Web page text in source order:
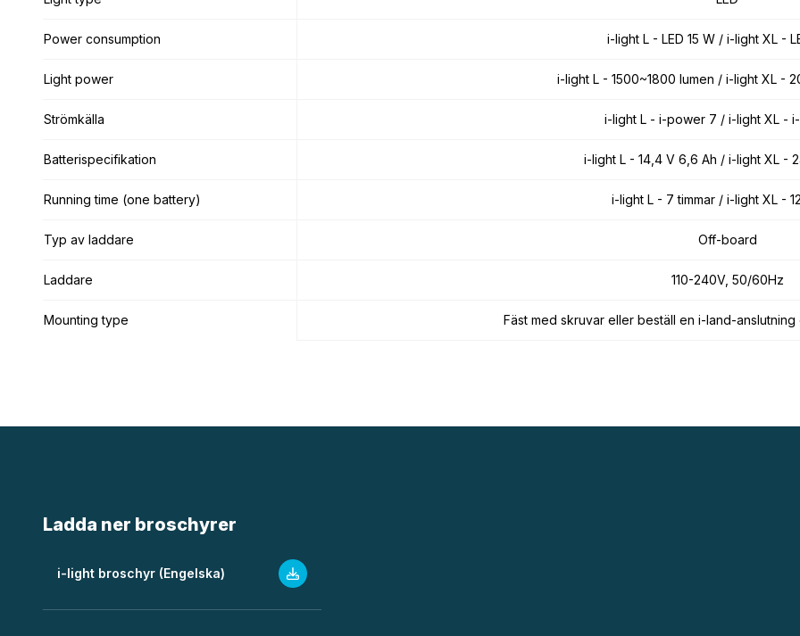
Power consumption
Light power
Strömkälla
Batterispecifikation
Running time (one battery)
Typ av laddare
Laddare
Mounting type
Power consumption i-light L - LED 15 W / i-light XL -
Light power i-light L - 1500~1800 lumen / i-light XL -
Strömkälla i-light L - i-power 7 / i-light XL -
Batterispecifikation i-light L - 14,4 V 6,6 Ah / i-light XL -
Running time (one battery) i-light L - 7 timmar / i-light XL -
Typ av laddare Off-board
Laddare 110-240V, 50/60Hz
Mounting type Fäst med skruvar eller beställ en i-land-
Ladda ner broschyrer
i-light broschyr (Engelska)